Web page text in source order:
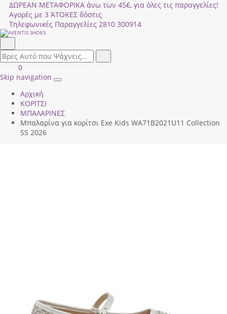
ΔΩΡΕΑΝ ΜΕΤΑΦΟΡΙΚΑ άνω των 45€, για όλες τις παραγγελίες!
Αγορές με 3 ΆΤΟΚΕΣ δόσεις
Τηλεφωνικές Παραγγελίες 2810 300914
field.search
Είσοδος
|
ΚΑΛΑΘΙ
ΑΓΟΡΩΝ
0
Skip navigation
Toggle
Αρχική
ΚΟΡΙΤΣΙ
ΜΠΑΛΑΡΙΝΕΣ
Μπαλαρίνα για κορίτσι Exe Kids WΑ71Β2021U11 Collection
SS 2026